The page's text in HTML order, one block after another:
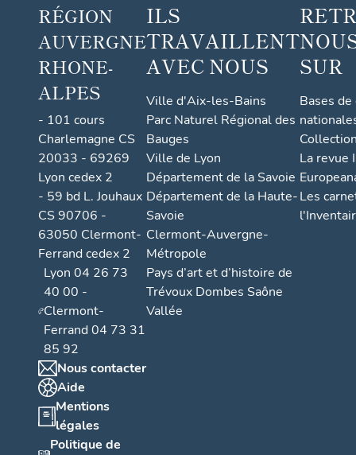
RÉGION
AUVERGNE
RHONE-
ALPES
- 101 cours
Charlemagne CS
20033 - 69269
Lyon cedex 2
- 59 bd L. Jouhaux
CS 90706 -
63050 Clermont-
Ferrand cedex 2
Lyon 04 26 73
40 00 -
Clermont-
Ferrand 04 73 31
85 92
Nous contacter
Aide
Mentions
légales
Politique de
ILS
TRAVAILLENT
AVEC NOUS
Ville d'Aix-les-Bains
Parc Naturel Régional des
Bauges
Ville de Lyon
Département de la Savoie
Département de la Haute-
Savoie
Clermont-Auvergne-
Métropole
Pays d’art et d’histoire de
Trévoux Dombes Saône
Vallée
SUR
Bases
La revue
Les